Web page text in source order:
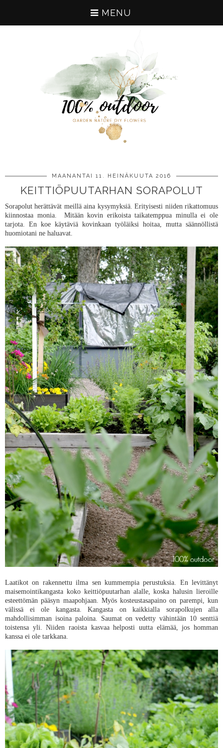
MENU
MAANANTAI 11. HEINÄKUUTA 2016
KEITTIÖPUUTARHAN SORAPOLUT
Sorapolut herättävät meillä aina kysymyksiä. Erityisesti niiden rikattomuus
kiinnostaa monia. Mitään kovin erikoista taikatemppua minulla ei ole
tarjota. En koe käytäviä kovinkaan työläiksi hoitaa, mutta säännöllistä
huomiotani ne haluavat.
Laatikot on rakennettu ilma sen kummempia perustuksia. En levittänyt
maisemointikangasta koko keittiöpuutarhan alalle, koska halusin lieroille
esteettömän pääsyn maapohjaan. Myös kosteustasapaino on parempi, kun
välissä ei ole kangasta. Kangasta on kaikkialla sorapolkujen alla
mahdollisimman isoina paloina. Saumat on vedetty vähintään 10 senttiä
toistensa yli. Niiden raoista kasvaa helposti uutta elämää, jos homman
kanssa ei ole tarkkana.